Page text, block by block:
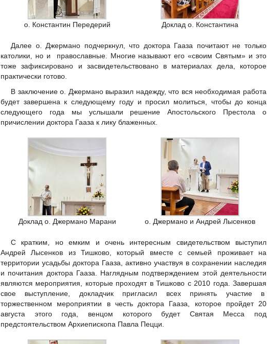
о. Константин Передерий Доклад о. Константина
Далее о. Джермано подчеркнул, что доктора Гааза почитают не только
католики, но и православные. Многие называют его «своим Святым» и это
тоже зафиксировано и засвидетельствовано в материалах дела, которое
практически готово.
В заключение о. Джермано выразил надежду, что вся необходимая работа
будет завершена к следующему году и просил молиться, чтобы до конца
следующего года мы услышали решение Апостольского Престола о
причислении доктора Гааза к лику блаженных.
Доклад о. Джермано Марани о. Джермано и Андрей Лысенков
С кратким, но емким и очень интересным свидетельством выступил
Андрей Лысенков из Тишково, который вместе с семьей проживает на
территории усадьбы доктора Гааза, активно участвуя в сохранении наследия
и почитания доктора Гааза. Наглядным подтверждением этой деятельности
являются мероприятия, которые проходят в Тишково с 2010 года. Завершая
свое выступление, докладчик пригласил всех принять участие в
торжественном мероприятии в честь доктора Гааза, которое пройдет 20
августа этого года, венцом которого будет Святая Месса под
предстоятельством Архиепископа Павла Пецци.